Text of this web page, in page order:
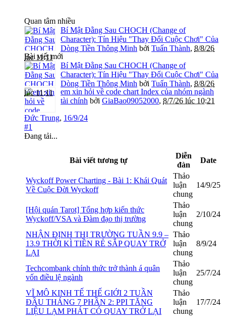
Quan tâm nhiều
Bí Mật Đằng Sau CHOCH (Change of
Character): Tín Hiệu "Thay Đổi Cuộc Chơi" Của
Dòng Tiền Thông Minh bởi Tuấn Thành, 8/8/26
lúc 11:11
Bài viết mới
Bí Mật Đằng Sau CHOCH (Change of
Character): Tín Hiệu "Thay Đổi Cuộc Chơi" Của
Dòng Tiền Thông Minh bởi Tuấn Thành, 8/8/26
lúc 11:11
em xin hỏi về code chart Index của nhóm ngành
tài chính bởi GiaBao09052000, 8/7/26 lúc 10:21
Đức Trung, 16/9/24
#1
Đang tải...
Bài viết tương tự
Diễn
đàn
Date
Wyckoff Power Charting - Bài 1: Khái Quát
Về Cuộc Đời Wyckoff
Thảo
luận
chung
14/9/25
[Hội quán Tarot] Tổng hợp kiến thức
Wyckoff/VSA và Đàm đạo thị trường
Thảo
luận
chung
2/10/24
NHẬN ĐỊNH THỊ TRƯỜNG TUẦN 9.9 –
13.9 THỜI KÌ TIỀN RẺ SẮP QUAY TRỞ
LẠI
Thảo
luận
chung
8/9/24
Techcombank chính thức trở thành á quân
vốn điều lệ ngành
Thảo
luận
chung
25/7/24
VĨ MÔ KINH TẾ THẾ GIỚI 2 TUẦN
ĐẦU THÁNG 7 PHẦN 2: PPI TĂNG
LIỆU LẠM PHÁT CÓ QUAY TRỞ LẠI
Thảo
luận
chung
17/7/24